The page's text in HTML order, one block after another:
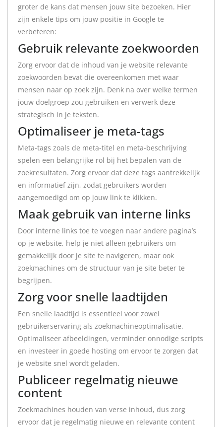
groter de kans dat mensen jouw site bezoeken. Hier
zijn enkele tips om jouw positie in Google te
verbeteren:
Gebruik relevante zoekwoorden
Zorg ervoor dat de inhoud van je website relevante
zoekwoorden bevat die overeenkomen met waar
mensen naar op zoek zijn. Denk na over welke termen
jouw doelgroep zou gebruiken en verwerk deze
strategisch in je teksten.
Optimaliseer je meta-tags
Meta-tags zoals de meta-titel en meta-beschrijving
spelen een belangrijke rol bij het bepalen van de
zoekresultaten. Zorg ervoor dat deze tags aantrekkelijk
en informatief zijn, zodat gebruikers worden
aangemoedigd om op jouw link te klikken.
Maak gebruik van interne links
Door interne links toe te voegen naar andere pagina’s
op je website, help je niet alleen gebruikers om
gemakkelijk door je site te navigeren, maar ook
zoekmachines om de structuur van je site beter te
begrijpen.
Zorg voor snelle laadtijden
Een snelle laadtijd is essentieel voor zowel
gebruikerservaring als zoekmachineoptimalisatie.
Optimaliseer afbeeldingen, verminder onnodige scripts
en investeer in goede hosting om ervoor te zorgen dat
je website snel wordt geladen.
Publiceer regelmatig nieuwe
content
Zoekmachines houden van verse inhoud, dus zorg
ervoor dat je regelmatig nieuwe en relevante content